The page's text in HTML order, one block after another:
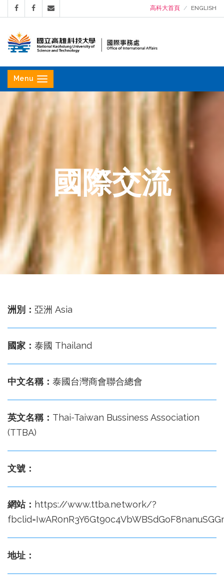
高科大首頁 ENGLISH
立
高
雄
科
技
國
際
處
Menu
國際交流
洲別： 亞洲 Asia
國家： 泰國 Thailand
中文名稱： 泰國台灣商會聯合總會
英文名稱： Thai-Taiwan Bussiness Association
(TTBA)
文號：
網站： https://www.ttba.network/?
地址：